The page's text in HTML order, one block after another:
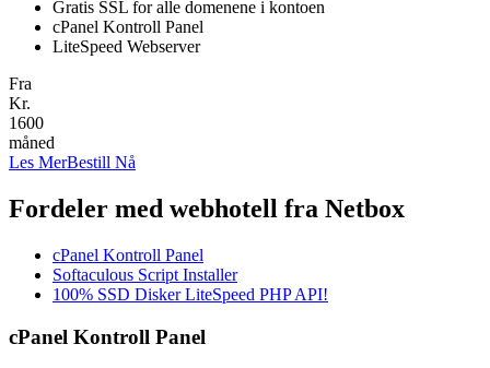
Gratis SSL for alle domenene i kontoen
cPanel Kontroll Panel
LiteSpeed Webserver
Fra
Kr.
1600
måned
Les MerBestill Nå
Fordeler med webhotell fra Netbox
cPanel Kontroll Panel
Softaculous Script Installer
100% SSD Disker LiteSpeed PHP API!
cPanel Kontroll Panel